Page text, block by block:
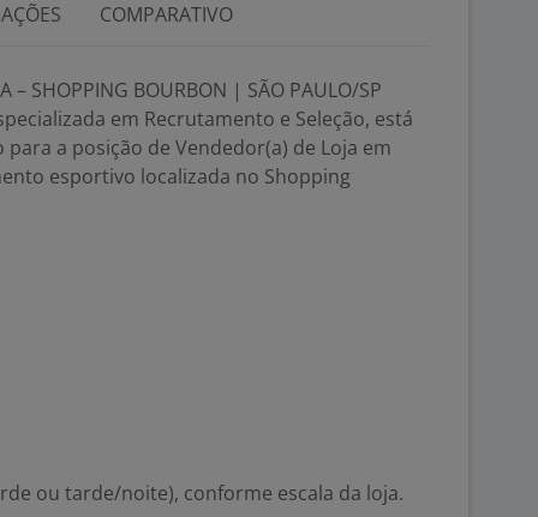
COMPARATIVO
– SHOPPING BOURBON | SÃO PAULO/SP
em Recrutamento e Seleção, está
a posição de Vendedor(a) de Loja em
esportivo localizada no Shopping
ou tarde/noite), conforme escala da loja.